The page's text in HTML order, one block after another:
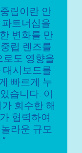
립이란 안
트너십을
변화를 만
립 렌즈를
도 영향을
시보드를
빠르게 누
습니다. 이
회수한 해
협력하여
라운 규모